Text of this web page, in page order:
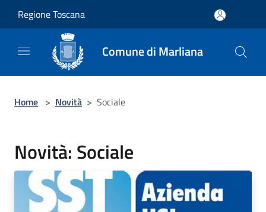
Regione Toscana
Comune di Marliana
Home > Novità > Sociale
Novità: Sociale